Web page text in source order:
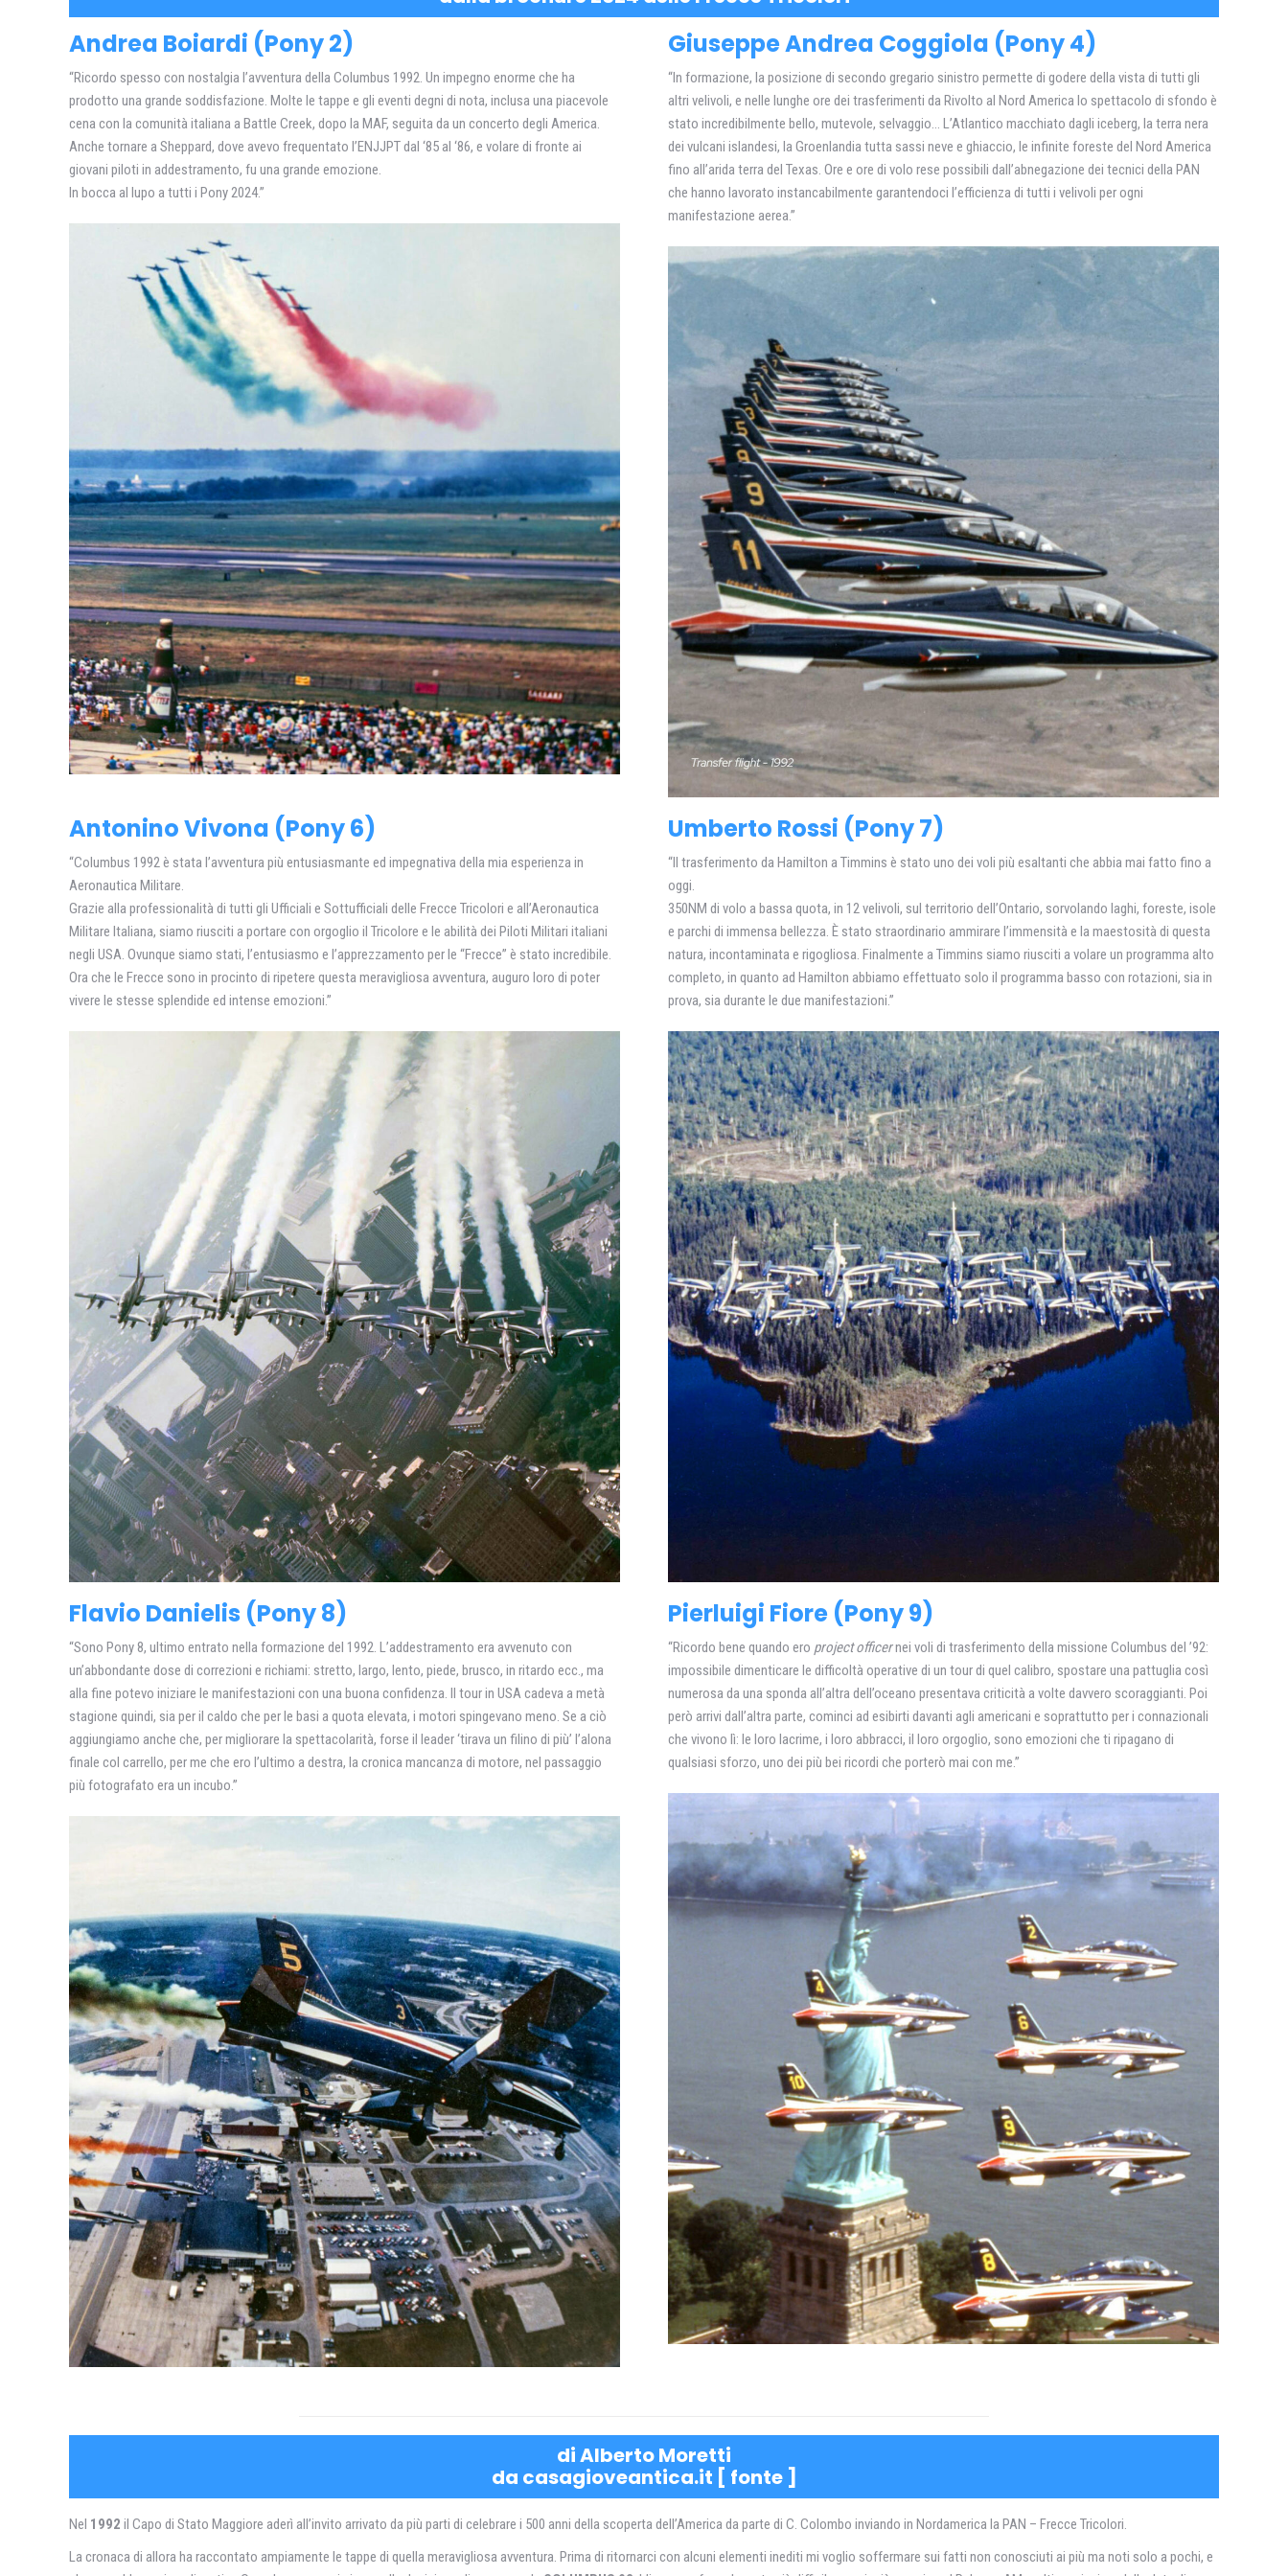
Andrea Boiardi (Pony 2)
“Ricordo spesso con nostalgia l’avventura della Columbus 1992. Un impegno enorme che ha
prodotto una grande soddisfazione. Molte le tappe e gli eventi degni di nota, inclusa una piacevole
cena con la comunità italiana a Battle Creek, dopo la MAF, seguita da un concerto degli America.
Anche tornare a Sheppard, dove avevo frequentato l’ENJJPT dal ‘85 al ‘86, e volare di fronte ai
giovani piloti in addestramento, fu una grande emozione.
In bocca al lupo a tutti i Pony 2024.”
Giuseppe Andrea Coggiola (Pony 4)
“In formazione, la posizione di secondo gregario sinistro permette di godere della vista di tutti gli
altri velivoli, e nelle lunghe ore dei trasferimenti da Rivolto al Nord America lo spettacolo di sfondo è
stato incredibilmente bello, mutevole, selvaggio… L’Atlantico macchiato dagli iceberg, la terra nera
dei vulcani islandesi, la Groenlandia tutta sassi neve e ghiaccio, le infinite foreste del Nord America
fino all’arida terra del Texas. Ore e ore di volo rese possibili dall’abnegazione dei tecnici della PAN
che hanno lavorato instancabilmente garantendoci l’efficienza di tutti i velivoli per ogni
manifestazione aerea.”
Antonino Vivona (Pony 6)
“Columbus 1992 è stata l’avventura più entusiasmante ed impegnativa della mia esperienza in
Aeronautica Militare.
Grazie alla professionalità di tutti gli Ufficiali e Sottufficiali delle Frecce Tricolori e all’Aeronautica
Militare Italiana, siamo riusciti a portare con orgoglio il Tricolore e le abilità dei Piloti Militari italiani
negli USA. Ovunque siamo stati, l’entusiasmo e l’apprezzamento per le “Frecce” è stato incredibile.
Ora che le Frecce sono in procinto di ripetere questa meravigliosa avventura, auguro loro di poter
vivere le stesse splendide ed intense emozioni.”
Umberto Rossi (Pony 7)
“Il trasferimento da Hamilton a Timmins è stato uno dei voli più esaltanti che abbia mai fatto fino a
oggi.
350NM di volo a bassa quota, in 12 velivoli, sul territorio dell’Ontario, sorvolando laghi, foreste, isole
e parchi di immensa bellezza. È stato straordinario ammirare l’immensità e la maestosità di questa
natura, incontaminata e rigogliosa. Finalmente a Timmins siamo riusciti a volare un programma alto
completo, in quanto ad Hamilton abbiamo effettuato solo il programma basso con rotazioni, sia in
prova, sia durante le due manifestazioni.”
Flavio Danielis (Pony 8)
“Sono Pony 8, ultimo entrato nella formazione del 1992. L’addestramento era avvenuto con
un’abbondante dose di correzioni e richiami: stretto, largo, lento, piede, brusco, in ritardo ecc., ma
alla fine potevo iniziare le manifestazioni con una buona confidenza. Il tour in USA cadeva a metà
stagione quindi, sia per il caldo che per le basi a quota elevata, i motori spingevano meno. Se a ciò
aggiungiamo anche che, per migliorare la spettacolarità, forse il leader ‘tirava un filino di più’ l’alona
finale col carrello, per me che ero l’ultimo a destra, la cronica mancanza di motore, nel passaggio
più fotografato era un incubo.”
Pierluigi Fiore (Pony 9)
“Ricordo bene quando ero project officernei voli di trasferimento della missione Columbus del ’92:
impossibile dimenticare le difficoltà operative di un tour di quel calibro, spostare una pattuglia così
numerosa da una sponda all’altra dell’oceano presentava criticità a volte davvero scoraggianti. Poi
però arrivi dall’altra parte, cominci ad esibirti davanti agli americani e soprattutto per i connazionali
che vivono lì: le loro lacrime, i loro abbracci, il loro orgoglio, sono emozioni che ti ripagano di
qualsiasi sforzo, uno dei più bei ricordi che porterò mai con me.”
di Alberto Moretti
da casagioveantica.it [ fonte]
Nel 1992 il Capo di Stato Maggiore aderì all’invito arrivato da più parti di celebrare i 500 anni della scoperta dell’America da parte di C. Colombo inviando in Nordamerica la PAN – Frecce Tricolori.
La cronaca di allora ha raccontato ampiamente le tappe di quella meravigliosa avventura. Prima di ritornarci con alcuni elementi inediti mi voglio soffermare sui fatti non conosciuti ai più ma noti solo a pochi, e